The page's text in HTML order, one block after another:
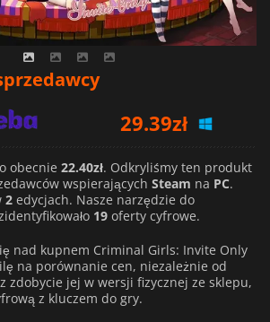
35.16zł
22.40zł
obecnie 22.40zł. Odkryliśmy ten produkt
wspierających Steam na PC.
2 edycjach. Nasze narzędzie do
19 oferty cyfrowe.
nad kupnem Criminal Girls: Invite Only
na porównanie cen, niezależnie od
zdobycie jej w wersji fizycznej ze sklepu,
z kluczem do gry.